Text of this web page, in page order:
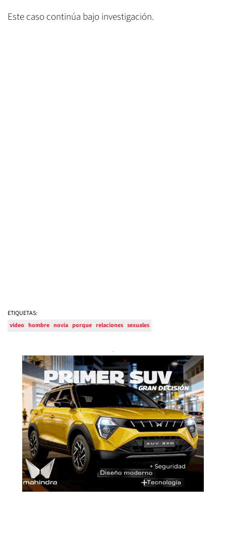
Este caso continúa bajo investigación.
ETIQUETAS:
video hombre novia porque relaciones sexuales